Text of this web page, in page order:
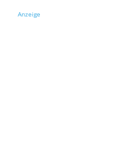
Anzeige